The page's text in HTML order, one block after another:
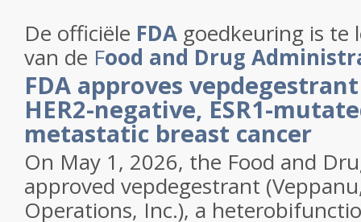
De officiële FDA goedkeuring is te
van de Food and Drug Administr
FDA approves
HER2-negative, ESR1-
metastatic breast cancer
On May 1, 2026, the Food and
approved vepdegestrant
Operations, Inc.), a